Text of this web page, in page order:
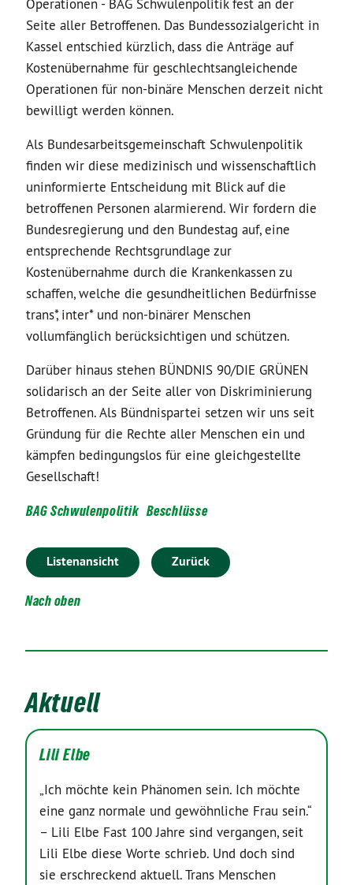
Operationen - BAG Schwulenpolitik fest an der
Seite aller Betroffenen. Das Bundessozialgericht in
Kassel entschied kürzlich, dass die Anträge auf
Kostenübernahme für geschlechtsangleichende
Operationen für non-binäre Menschen derzeit nicht
bewilligt werden können.
Als Bundesarbeitsgemeinschaft Schwulenpolitik
finden wir diese medizinisch und wissenschaftlich
uninformierte Entscheidung mit Blick auf die
betroffenen Personen alarmierend. Wir fordern die
Bundesregierung und den Bundestag auf, eine
entsprechende Rechtsgrundlage zur
Kostenübernahme durch die Krankenkassen zu
schaffen, welche die gesundheitlichen Bedürfnisse
trans*, inter* und non-binärer Menschen
vollumfänglich berücksichtigen und schützen.
Darüber hinaus stehen BÜNDNIS 90/DIE GRÜNEN
solidarisch an der Seite aller von Diskriminierung
Betroffenen. Als Bündnispartei setzen wir uns seit
Gründung für die Rechte aller Menschen ein und
kämpfen bedingungslos für eine gleichgestellte
Gesellschaft!
BAG Schwulenpolitik Beschlüsse
Listenansicht Zurück
Nach oben
Aktuell
Lili Elbe
„Ich möchte kein Phänomen sein. Ich möchte
eine ganz normale und gewöhnliche Frau sein.“
– Lili Elbe Fast 100 Jahre sind vergangen, seit
Lili Elbe diese Worte schrieb. Und doch sind
sie erschreckend aktuell. Trans Menschen